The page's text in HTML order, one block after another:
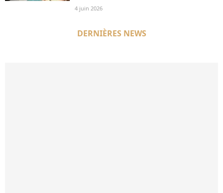
4 juin 2026
DERNIÈRES NEWS